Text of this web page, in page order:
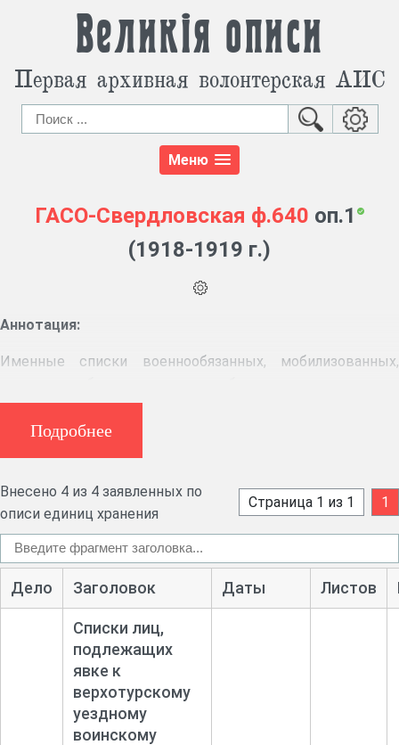
Великія описи
Первая архивная волонтерская АИС
Меню
ГАСО-Свердловская ф.640 оп.1
(1918-1919 г.)
Аннотация:
Именные списки военнообязанных, мобилизованных,
Подробнее
Внесено 4 из 4 заявленных по
описи единиц хранения
Страница 1 из 1 1
Дело Заголовок Даты Листов
Списки лиц,
подлежащих
явке к
верхотурскому
уездному
воинскому